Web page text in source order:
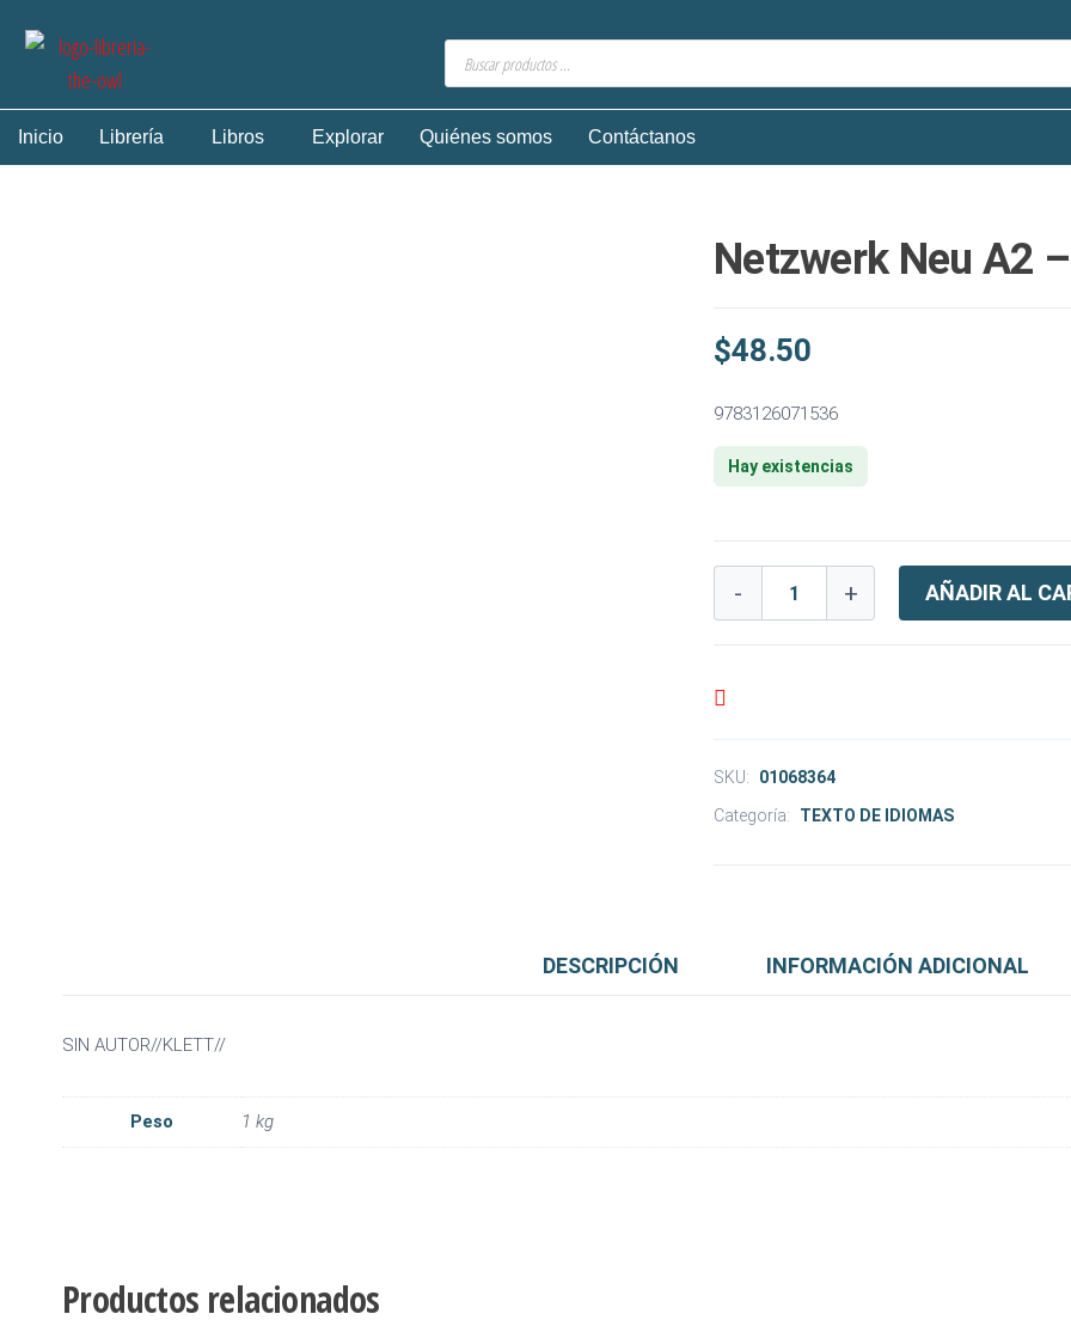
Inicio Librería Libros Explorar Quiénes somos Contáctanos
Netzwerk Neu A2
$48.50
9783126071536
Hay existencias
- + AÑADIR AL
SKU:
01068364
Categoría:
TEXTO DE IDIOMAS
DESCRIPCIÓN INFORMACIÓN ADICIONAL
SIN AUTOR//KLETT//
Peso 1 kg
Productos relacionados